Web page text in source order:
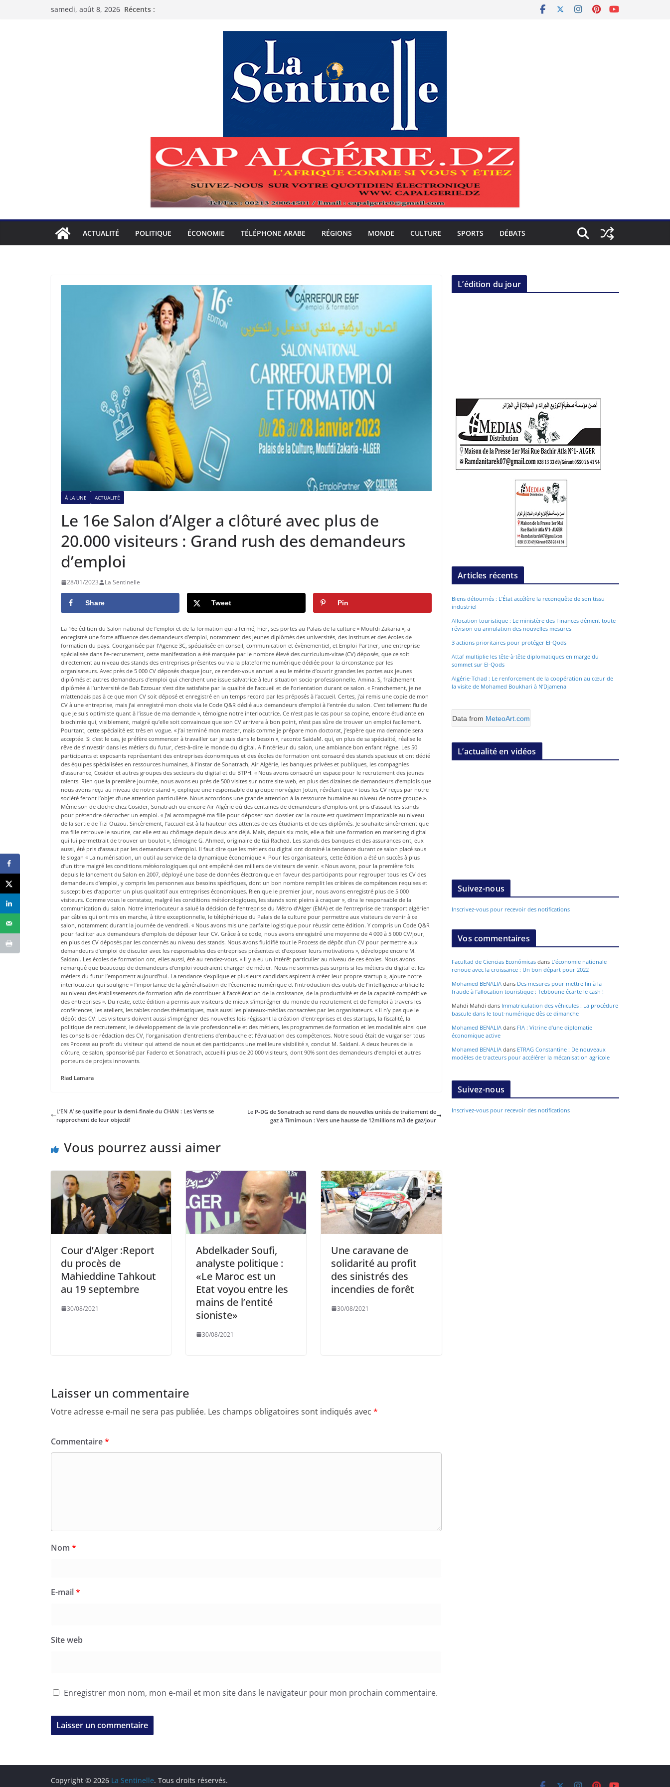
samedi, août 8, 2026 Récents :
ACTUALITÉ POLITIQUE ÉCONOMIE TÉLÉPHONE ARABE RÉGIONS MONDE CULTURE SPORTS DÉBATS
À LA UNE ACTUALITÉ
Le 16e Salon d’Alger a clôturé avec plus de
20.000 visiteurs : Grand rush des demandeurs
d’emploi
28/01/2023 La Sentinelle
Share Tweet Pin
La 16e édition du Salon national de l’emploi et de la formation qui a fermé, hier, ses portes au Palais de la culture « Moufdi Zakaria », a
enregistré une forte affluence des demandeurs d’emploi, notamment des jeunes diplômés des universités, des instituts et des écoles de
formation du pays. Coorganisée par l’Agence 3C, spécialisée en conseil, communication et évènementiel, et Emploi Partner, une entreprise
spécialisée dans l’e-recrutement, cette manifestation a été marquée par le nombre élevé des curriculum-vitae (CV) déposés, que ce soit
directement au niveau des stands des entreprises présentes ou via la plateforme numérique dédiée pour la circonstance par les
organisateurs. Avec près de 5 000 CV déposés chaque jour, ce rendez-vous annuel a eu le mérite d’ouvrir grandes les portes aux jeunes
diplômés et autres demandeurs d’emploi qui cherchent une issue salvatrice à leur situation socio-professionnelle. Amina. S, fraîchement
diplômée à l’université de Bab Ezzouar s’est dite satisfaite par la qualité de l’accueil et de l’orientation durant ce salon. « Franchement, je ne
m’attendais pas à ce que mon CV soit déposé et enregistré en un temps record par les préposés à l’accueil. Certes, j’ai remis une copie de mon
CV à une entreprise, mais j’ai enregistré mon choix via le Code Q&R dédié aux demandeurs d’emploi à l’entrée du salon. C’est tellement fluide
que je suis optimiste quant à l’issue de ma demande », témoigne notre interlocutrice. Ce n’est pas le cas pour sa copine, encore étudiante en
biochimie qui, visiblement, malgré qu’elle soit convaincue que son CV arrivera à bon point, n’est pas sûre de trouver un emploi facilement.
Pourtant, cette spécialité est très en vogue. « J’ai terminé mon master, mais comme je prépare mon doctorat, j’espère que ma demande sera
acceptée. Si c’est le cas, je préfère commencer à travailler car je suis dans le besoin », raconte SaidaM. qui, en plus de sa spécialité, réalise le
rêve de s’investir dans les métiers du futur, c’est-à-dire le monde du digital. A l’intérieur du salon, une ambiance bon enfant règne. Les 50
participants et exposants représentant des entreprises économiques et des écoles de formation ont consacré des stands spacieux et ont dédié
des équipes spécialisées en ressources humaines, à l’instar de Sonatrach, Air Algérie, les banques privées et publiques, les compagnies
d’assurance, Cosider et autres groupes des secteurs du digital et du BTPH. « Nous avons consacré un espace pour le recrutement des jeunes
talents. Rien que la première journée, nous avons eu près de 500 visites sur notre site web, en plus des dizaines de demandeurs d’emplois que
nous avons reçu au niveau de notre stand », explique une responsable du groupe norvégien Jotun, révélant que « tous les CV reçus par notre
société feront l’objet d’une attention particulière. Nous accordons une grande attention à la ressource humaine au niveau de notre groupe ».
Même son de cloche chez Cosider, Sonatrach ou encore Air Algérie où des centaines de demandeurs d’emplois ont pris d’assaut les stands
pour prétendre décrocher un emploi. « J’ai accompagné ma fille pour déposer son dossier car la route est quasiment impraticable au niveau
de la sortie de Tizi Ouzou. Sincèrement, l’accueil est à la hauteur des attentes de ces étudiants et de ces diplômés. Je souhaite sincèrement que
ma fille retrouve le sourire, car elle est au chômage depuis deux ans déjà. Mais, depuis six mois, elle a fait une formation en marketing digital
qui lui permettrait de trouver un boulot », témoigne G. Ahmed, originaire de tizi Rached. Les stands des banques et des assurances ont, eux
aussi, été pris d’assaut par les demandeurs d’emploi. Il faut dire que les métiers du digital ont dominé la tendance durant ce salon placé sous
le slogan « La numérisation, un outil au service de la dynamique économique ». Pour les organisateurs, cette édition a été un succès à plus
d’un titre malgré les conditions météorologiques qui ont empêché des milliers de visiteurs de venir. « Nous avons, pour la première fois
depuis le lancement du Salon en 2007, déployé une base de données électronique en faveur des participants pour regrouper tous les CV des
demandeurs d’emploi, y compris les personnes aux besoins spécifiques, dont un bon nombre remplit les critères de compétences requises et
susceptibles d’apporter un plus qualitatif aux entreprises économiques. Rien que le premier jour, nous avons enregistré plus de 5 000
visiteurs. Comme vous le constatez, malgré les conditions météorologiques, les stands sont pleins à craquer », dira le responsable de la
communication du salon. Notre interlocuteur a salué la décision de l’entreprise du Métro d’Alger (EMA) et de l’entreprise de transport algérien
par câbles qui ont mis en marche, à titre exceptionnelle, le téléphérique du Palais de la culture pour permettre aux visiteurs de venir à ce
salon, notamment durant la journée de vendredi. « Nous avons mis une parfaite logistique pour réussir cette édition. Y compris un Code Q&R
pour faciliter aux demandeurs d’emplois de déposer leur CV. Grâce à ce code, nous avons enregistré une moyenne de 4 000 à 5 000 CV/jour,
en plus des CV déposés par les concernés au niveau des stands. Nous avons fluidifié tout le Process de dépôt d’un CV pour permettre aux
demandeurs d’emploi de discuter avec les responsables des entreprises présentes et d’exposer leurs motivations », développe encore M.
Saidani. Les écoles de formation ont, elles aussi, été au rendez-vous. « Il y a eu un intérêt particulier au niveau de ces écoles. Nous avons
remarqué que beaucoup de demandeurs d’emploi voudraient changer de métier. Nous ne sommes pas surpris si les métiers du digital et les
métiers du futur l’emportent aujourd’hui. La tendance s’explique et plusieurs candidats aspirent à créer leur propre startup », ajoute notre
interlocuteur qui souligne « l’importance de la généralisation de l’économie numérique et l’introduction des outils de l’intelligence artificielle
au niveau des établissements de formation afin de contribuer à l’accélération de la croissance, de la productivité et de la capacité compétitive
des entreprises ». Du reste, cette édition a permis aux visiteurs de mieux s’imprégner du monde du recrutement et de l’emploi à travers les
conférences, les ateliers, les tables rondes thématiques, mais aussi les plateaux-médias consacrées par les organisateurs. « Il n’y pas que le
dépôt des CV. Les visiteurs doivent aussi s’imprégner des nouvelles lois régissant la création d’entreprises et des startups, la fiscalité, la
politique de recrutement, le développement de la vie professionnelle et des métiers, les programmes de formation et les modalités ainsi que
les conseils de rédaction des CV, l’organisation d’entretiens d’embauche et l’évaluation des compétences. Notre souci était de vulgariser tous
ces Process au profit du visiteur qui attend de nous et des participants une meilleure visibilité », conclut M. Saidani. A deux heures de la
clôture, ce salon, sponsorisé par Faderco et Sonatrach, accueilli plus de 20 000 visiteurs, dont 90% sont des demandeurs d’emploi et autres
porteurs de projets innovants.
Riad Lamara
L’EN A’ se qualifie pour la demi-finale du CHAN : Les Verts se
rapprochent de leur objectif
Le P-DG de Sonatrach se rend dans de nouvelles unités de traitement de
gaz à Timimoun : Vers une hausse de 12millions m3 de gaz/jour
Vous pourrez aussi aimer
Cour d’Alger :Report
du procès de
Mahieddine Tahkout
au 19 septembre
30/08/2021
Abdelkader Soufi,
analyste politique :
«Le Maroc est un
Etat voyou entre les
mains de l’entité
sioniste»
30/08/2021
Une caravane de
solidarité au profit
des sinistrés des
incendies de forêt
30/08/2021
Laisser un commentaire
Votre adresse e-mail ne sera pas publiée. Les champs obligatoires sont indiqués avec *
Commentaire*
Nom *
E-mail*
Site web
Enregistrer mon nom, mon e-mail et mon site dans le navigateur pour mon prochain commentaire.
L’édition du jour
Articles récents
Biens détournés : L’État accélère la reconquête de son tissu
industriel
Allocation touristique : Le ministère des Finances dément toute
révision ou annulation des nouvelles mesures
3 actions prioritaires pour protéger El-Qods
Attaf multiplie les tête-à-tête diplomatiques en marge du
sommet sur El-Qods
Algérie-Tchad : Le renforcement de la coopération au cœur de
la visite de Mohamed Boukhari à N’Djamena
Data from MeteoArt.com
L’actualité en vidéos
Suivez-nous
Inscrivez-vous pour recevoir des notifications
Vos commentaires
Facultad de Ciencias Económicas dans L’économie nationale
renoue avec la croissance : Un bon départ pour 2022
Mohamed BENALIA dans Des mesures pour mettre fin à la
fraude à l’allocation touristique : Tebboune écarte le cash !
Mahdi Mahdi dans Immatriculation des véhicules : La procédure
bascule dans le tout-numérique dès ce dimanche
Mohamed BENALIA dans FIA : Vitrine d’une diplomatie
économique active
Mohamed BENALIA dans ETRAG Constantine : De nouveaux
modèles de tracteurs pour accélérer la mécanisation agricole
Suivez-nous
Inscrivez-vous pour recevoir des notifications
Copyright © 2026 La Sentinelle. Tous droits réservés.